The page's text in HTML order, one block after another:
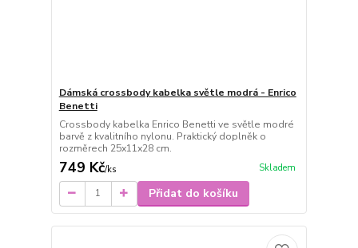
Dámská crossbody kabelka světle modrá - Enrico
Benetti
Crossbody kabelka Enrico Benetti ve světle modré
barvě z kvalitního nylonu. Praktický doplněk o
rozměrech 25x11x28 cm.
749 Kč/ks Skladem
Přidat do košíku